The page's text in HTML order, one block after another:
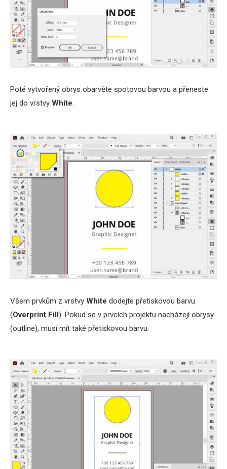
Poté vytvořený obrys obarvěte spotovou barvou a přeneste
jej do vrstvy White.
Všem prvkům z vrstvy White dodejte přetiskovou barvu
(Overprint Fill). Pokud se v prvcích projektu nacházejí obrysy
(outline), musí mít také přetiskovou barvu.